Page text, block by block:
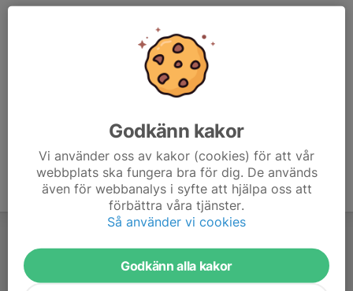
Godkänn kakor
Vi använder oss av kakor (cookies) för att vår
webbplats ska fungera bra för dig. De används
även för webbanalys i syfte att hjälpa oss att
förbättra våra tjänster.
Så använder vi cookies
Godkänn alla kakor